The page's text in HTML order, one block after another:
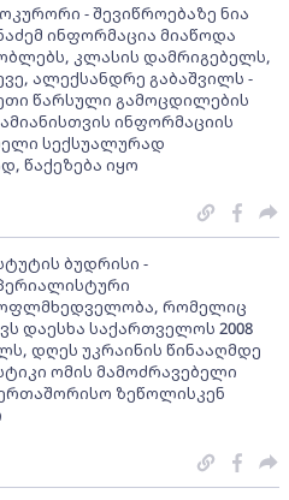
- შევიწროებაზე ნია
ინფორმაცია მიაწოდა
კლასის დამრიგებელს,
ალექსანდრე გაბაშვილს -
წარსული გამოცდილების
ინფორმაციის
სექსუალურად
წაქეზება იყო
ბუდრისი -
რომელიც
დაესხა საქართველოს 2008
დღეს უკრაინის წინააღმდე
ომის მამოძრავებელი
ზეწოლისკენ